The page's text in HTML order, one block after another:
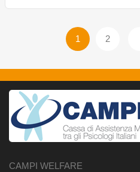
1 2
CAMPI WELFARE